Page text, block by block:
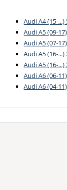
Audi A4 (15-
Audi A5 (09-
Audi A5 (07-
Audi A5 (16-
Audi A5 (16-
Audi A6 (06-
Audi A6 (04-